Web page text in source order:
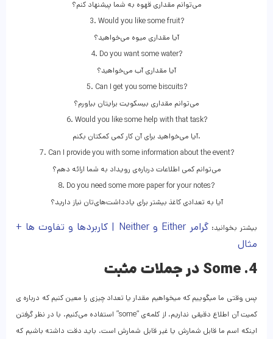
می‌توانم مقداری قهوه به شما پیشنهاد کنم؟
3. Would you like some fruit?
آیا مقداری میوه می‌خواهید؟
4. Do you want some water?
آیا مقداری آب می‌خواهید؟
5. Can I get you some biscuits?
می‌توانم مقداری بیسکویت برایتان بیاورم؟
6. Would you like some help with that task?
آیا می‌خواهید برای آن کار کمی کمکتان بکنم.
7. Can I provide you with some information about the event?
می‌توانم کمی اطلاعات درباره‌ی رویداد به شما ارائه دهم؟
8. Do you need some more paper for your notes?
آیا به تعدادی کاغذ بیشتر برای یادداشت‌های‌تان نیاز دارید؟
بیشتر بخوانید:
گرامر Either و Neither | کاربردها و تفاوت ها +
مثال
4. Some در جملات مثبت
پس وقتی ما میگوییم که میخواهیم مقدار یا تعداد چیزی را معین کنیم که درباره ی
کمیت آن اطلاع دقیقی نداریم، از کلمه‌ی “some” استفاده می‌کنیم. با در نظر گرفتن
اینکه اسم ما قابل‌ شمارش یا غیر قابل‌ شمارش است، باید دقت داشته باشیم که